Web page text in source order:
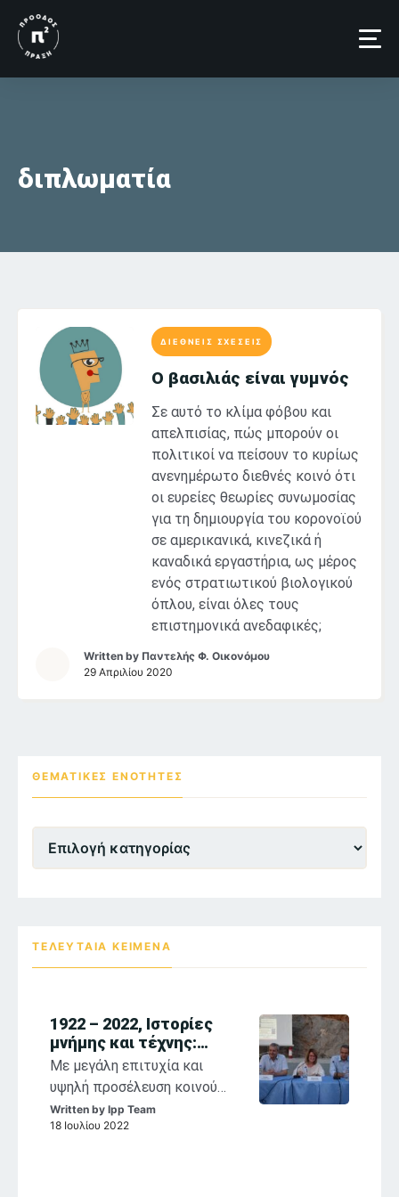
content
διπλωματία
ΔΙΕΘΝΕΙΣ ΣΧΕΣΕΙΣ
Ο βασιλιάς είναι γυμνός
Σε αυτό το κλίμα φόβου και
απελπισίας, πώς μπορούν οι
πολιτικοί να πείσουν το κυρίως
ανενημέρωτο διεθνές κοινό ότι
οι ευρείες θεωρίες συνωμοσίας
για τη δημιουργία του κορονοϊού
σε αμερικανικά, κινεζικά ή
καναδικά εργαστήρια, ως μέρος
ενός στρατιωτικού βιολογικού
όπλου, είναι όλες τους
επιστημονικά ανεδαφικές;
Written by Παντελής Φ. Οικονόμου
29 Απριλίου 2020
ΘΕΜΑΤΙΚΕΣ ΕΝΌΤΗΤΕΣ
Ενότητες
ΤΕΛΕΥΤΑΙΑ ΚΕΙΜΕΝΑ
1922 – 2022, Ιστορίες
μνήμης και τέχνης:
αναστοχασμοί στη
θρησκευτική ζωγραφική
των Παπαλουκά,
Κόντογλου, Βασιλείου
Με μεγάλη επιτυχία και
υψηλή προσέλευση κοινού
συνεχίζονται η έκθεση
«1922-2022, Σ. Παπαλουκάς,
Written by Ipp Team
18 Ιουλίου 2022